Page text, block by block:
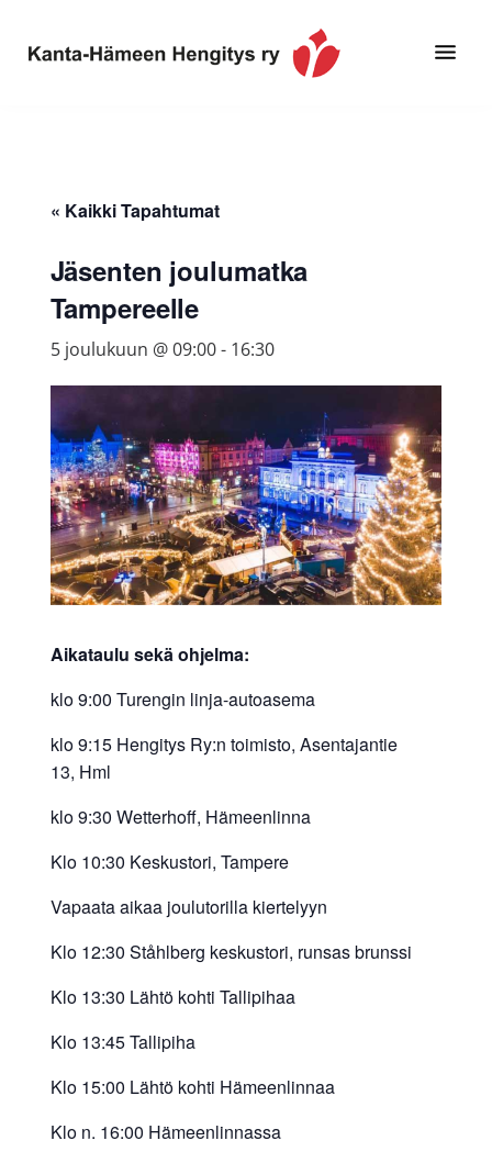
pääsisältöön
alatunnisteeseen
Hengitys
erityisesti
sinua
koskettaa
astma,
keuhkoahtaumatauti,uniapnea,
huono
sisäilma
allergiat.
Hengitys
« Kaikki Tapahtumat
Jäsenten joulumatka
Tampereelle
5 joulukuun @ 09:00- 16:30
Aikataulu sekä ohjelma:
klo 9:00 Turengin linja-autoasema
klo 9:15 Hengitys Ry:n toimisto, Asentajantie
13, Hml
klo 9:30 Wetterhoff, Hämeenlinna
Klo 10:30 Keskustori, Tampere
Vapaata aikaa joulutorilla kiertelyyn
Klo 12:30 Ståhlberg keskustori, runsas brunssi
Klo 13:30 Lähtö kohti Tallipihaa
Klo 13:45 Tallipiha
Klo 15:00 Lähtö kohti Hämeenlinnaa
Klo n. 16:00 Hämeenlinnassa